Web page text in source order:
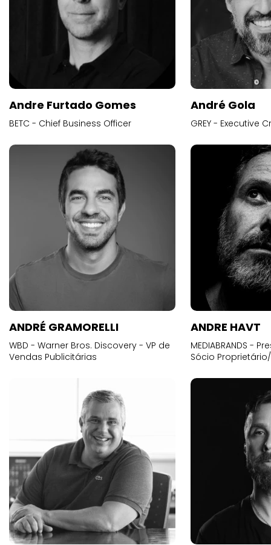
Andre Furtado Gomes
BETC - Chief Business Officer
André Gola
GREY - Executive
ANDRÉ GRAMORELLI
WBD - Warner Bros. Discovery - VP de
Vendas Publicitárias
ANDRE HAVT
MEDIABRANDS -
Sócio